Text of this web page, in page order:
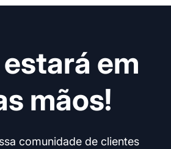
em
mãos!
comunidade de clientes